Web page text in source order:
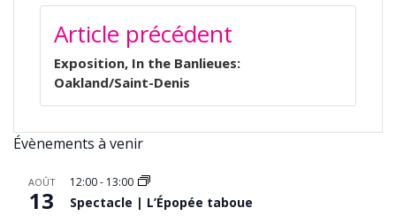
NAVIGATION
DE
L’ARTICLE
Article précédent
Exposition, In the Banlieues:
Oakland/Saint-Denis
Évènements à venir
AOÛT
13
12:00- 13:00
Spectacle | L’Épopée taboue